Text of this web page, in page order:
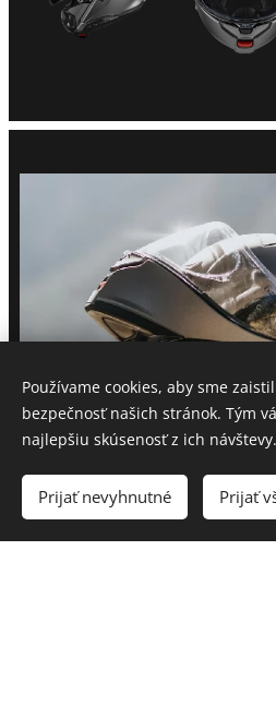
Používame cookies, aby sme
bezpečnosť našich stránok. Tým
najlepšiu skúsenosť z ich návštevy.
Prijať nevyhnutné Prijať